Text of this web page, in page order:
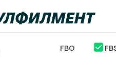
FBO